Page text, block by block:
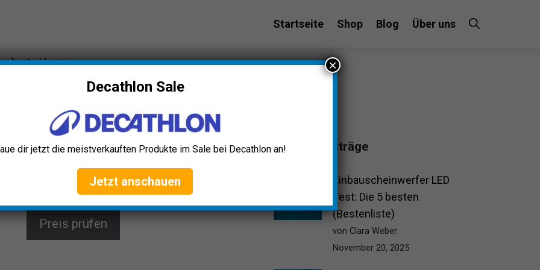
Startseite Shop Blog Über uns
Herren
Quiksilver Everyday Badeshorts
Herren
Die Quiksilver Everyday Badehose bietet dir stilvolles
Design und hohe Funktionalität mit schnell
praktischen Taschen. Perfekt für Strand und Pool,
kombiniert sie Komfort und Nachhaltigkeit.
Preis prüfen
Beliebte Beiträge
Einbauscheinwerfer LED
Test: Die 5 besten
(Bestenliste)
von Clara Weber
November 20, 2025
Decathlon Sale
dir jetzt die meistverkauften Produkte im Sale bei Decathlon an!
Jetzt anschauen
×